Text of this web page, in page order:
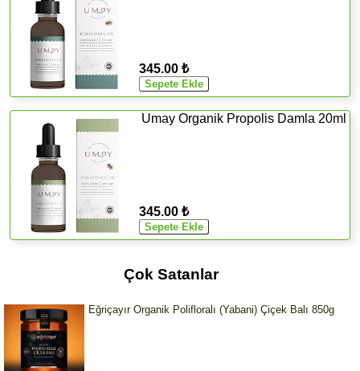
345.00 ₺
Umay Organik Propolis Damla 20ml
345.00 ₺
Çok Satanlar
Eğriçayır Organik Polifloralı (Yabani) Çiçek Balı 850g